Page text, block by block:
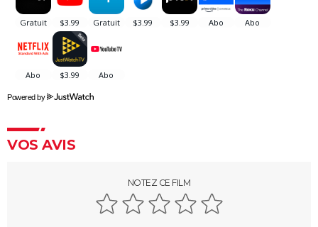
Nope
L'Exorciste
Sans un bruit 2 : synopsis, critiques, casting, bande-
annonce, streaming...
Ça, 1ère partie
[Rec]
Halloween, la nuit des masques
Powered by
VOS AVIS
NOTEZ CE FILM